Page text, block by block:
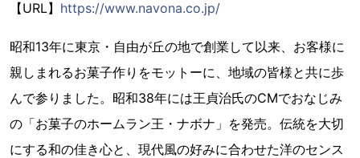
【URL】 https://www.navona.co.jp/
昭和13年に東京・自由が丘の地で創業して以来、お客様に
親しまれるお菓子作りをモットーに、地域の皆様と共に歩
んで参りました。昭和38年には王貞治氏のCMでおなじみ
の「お菓子のホームラン王・ナボナ」を発売。伝統を大切
にする和の佳き心と、現代風の好みに合わせた洋のセンス